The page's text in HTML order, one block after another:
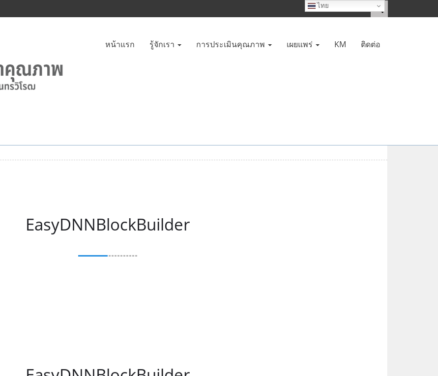
หน้าแรก รู้จักเรา การประเมินคุณภาพ เผยแพร่ KM ติดต่อ
EasyDNNBlockBuilder
ไทย